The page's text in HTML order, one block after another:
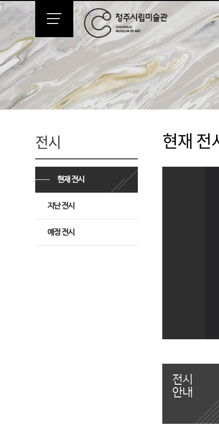
전시
현재 전시
지난 전시
예정 전시
현재 전
전시
안내